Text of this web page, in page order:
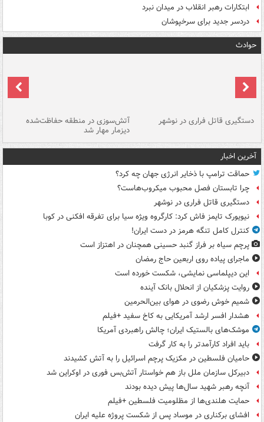
ابتکارات رهبر انقلاب در میدان نبرد
دردسر جدید برای سرخپوشان
حوادث
دستگیری قاتل فراری در نوشهر آتش‌سوزی در منطقه حفاظت‌شده
دیزمار مهار شد
آخرین اخبار
حماقت ترامپ با ذخایر انرژی جهان چه کرد؟
چرا تابستان فصل محبوب میکروب‌هاست؟
دستگیری قاتل فراری در نوشهر
نیویورک تایمز فاش کرد: کارگروه ویژه سیا برای تفرقه افکنی در کوبا
کنترل کامل تنگه هرمز در دست ایران!
پرچم سیاه بر فراز گنبد حسینی همچنان در اهتزاز است
ماجرای پیاده روی اربعین حاج رمضان
این دیپلماسی نمایشی، شکست خورده است
روایت پزشکیان از انحلال بانک آینده
شمیم خوش رضوی در هوای بین‌الحرمین
هشدار افسر ارشد آمریکایی به کاخ سفید +فیلم
موشک‌های بالستیک ایران؛ چالش راهبردی آمریکا
باید افراد کارآمدتر را به کار گرفت
حامیان فلسطین در مکزیک پرچم اسرائیل را به آتش کشیدند
دبیرکل سازمان ملل باز هم خواستار آتش‌بس فوری در اوکراین شد
آنچه رهبر شهید سال‌ها پیش دیده بودند
حمایت هلندی‌ها از مظلومیت فلسطین +فیلم
افشای برکناری در موساد پس از شکست پروژه علیه ایران